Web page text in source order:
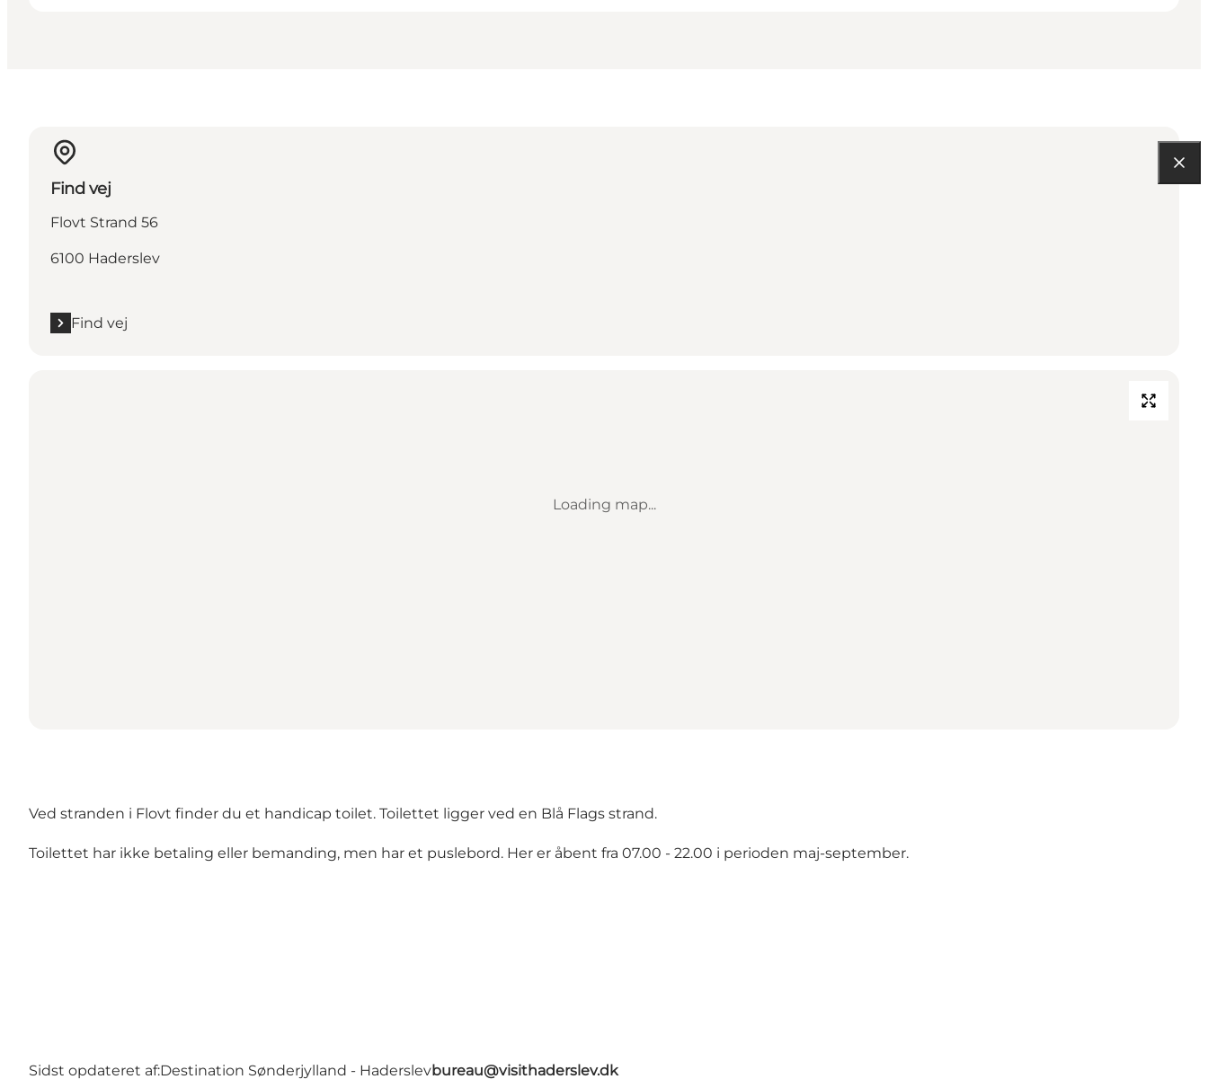
Find vej
Flovt Strand 56
6100 Haderslev
Find vej
Loading map...
Ved stranden i Flovt finder du et handicap toilet. Toilettet ligger ved en Blå Flags strand.
Toilettet har ikke betaling eller bemanding, men har et puslebord. Her er åbent fra 07.00 - 22.00 i perioden maj-september.
Sidst opdateret af:Destination Sønderjylland - Haderslevbureau@visithaderslev.dk